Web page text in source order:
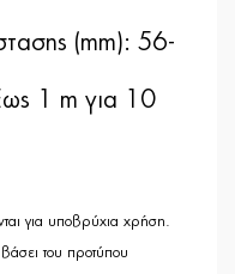
(mm): 56-
1 m για 10
για υποβρύχια χρήση.
βάσει του προτύπου